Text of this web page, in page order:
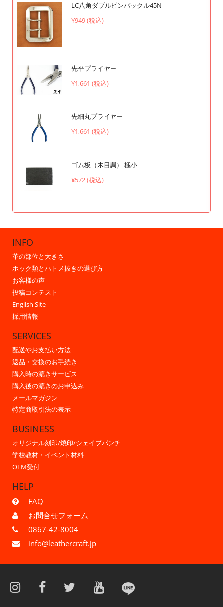
LC八角ダブルピンバックル45N
¥949 (税込)
先平プライヤー
¥1,661 (税込)
先細丸プライヤー
¥1,661 (税込)
ゴム板（木目調） 極小
¥572 (税込)
INFO
革の部位と大きさ
ホック類とハトメ抜きの選び方
お客様の声
投稿コンテスト
English Site
採用情報
SERVICES
配送やお支払い方法
返品・交換のお手続き
購入時の漉きサービス
購入後の漉きのお申込み
メールマガジン
特定商取引法の表示
BUSINESS
オリジナル刻印/焼印/シェイプパンチ
学校教材・イベント材料
OEM受付
HELP
FAQ
お問合せフォーム
0867-42-8004
info@leathercraft.jp